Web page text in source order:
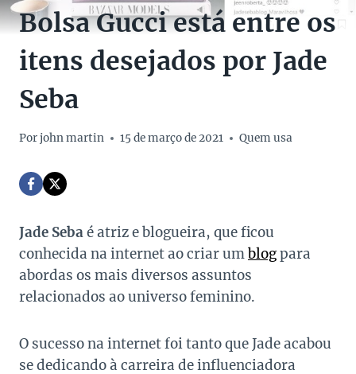
Bolsa Gucci está entre os
itens desejados por Jade
Seba
Porjohn martin 15 de março de 2021 Quem usa
Jade Sebaé atriz e blogueira, que ficou
conhecida na internet ao criar umblogpara
abordas os mais diversos assuntos
relacionados ao universo feminino.
O sucesso na internet foi tanto que Jade acabou
se dedicando à carreira de influenciadora